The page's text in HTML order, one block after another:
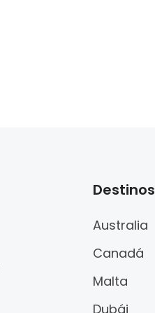
Destinos
Australia
Canadá
Malta
Dubái